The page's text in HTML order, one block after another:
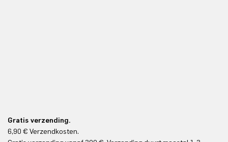
Gratis verzending.
6,90 € Verzendkosten.